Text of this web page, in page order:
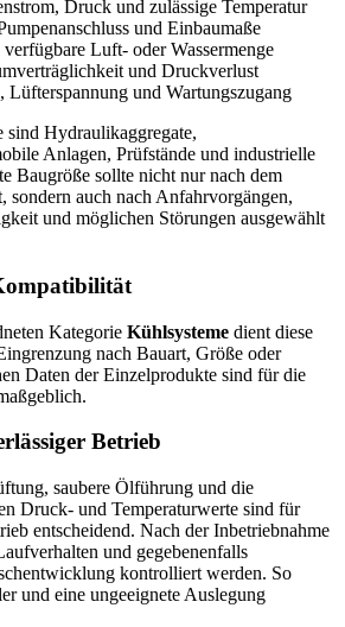
Druck und zulässige Temperatur
und Einbaumaße
Luft- oder Wassermenge
und Druckverlust
Lüfterspannung und Wartungszugang
sind Hydraulikaggregate,
Anlagen, Prüfstände und industrielle
Baugröße sollte nicht nur nach dem
sondern auch nach Anfahrvorgängen,
und möglichen Störungen ausgewählt
Kategorie Kühlsysteme dient diese
nach Bauart, Größe oder
Daten der Einzelprodukte sind für die
Betrieb
saubere Ölführung und die
Druck- und Temperaturwerte sind für
entscheidend. Nach der Inbetriebnahme
und gegebenenfalls
kontrolliert werden. So
und eine ungeeignete Auslegung